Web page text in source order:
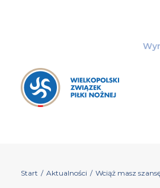
Start / Aktualności / Wciąż masz